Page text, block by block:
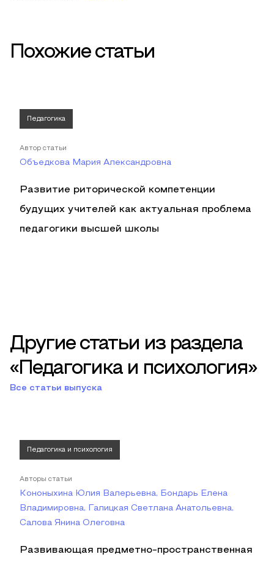
Похожие статьи
Педагогика
Автор статьи
Объедкова Мария Александровна
Развитие риторической компетенции
будущих учителей как актуальная проблема
педагогики высшей школы
Другие статьи из раздела
«Педагогика и психология»
Все статьи выпуска
Педагогика и психология
Авторы статьи
Кононыхина Юлия Валерьевна, Бондарь Елена
Владимировна, Галицкая Светлана Анатольевна,
Салова Янина Олеговна
Развивающая предметно-пространственная